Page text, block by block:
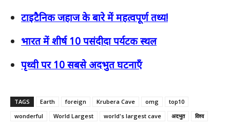
टाइटैनिक जहाज के बारे में महत्वपूर्ण तथ्य!
भारत में शीर्ष 10 पसंदीदा पर्यटक स्थल
पृथ्वी पर 10 सबसे अदभुत घटनाएँ
TAGS Earth foreign Krubera Cave omg
top10
wonderful
World Largest world's largest cave अदभुत विश्व